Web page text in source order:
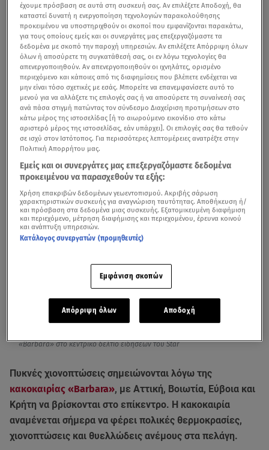
«Barbara» στο κεντρικό δελτίο ειδήσεων του Star
Πυκνές χιονοπτώσεις σημειώνονται λόγω της
κακοκαιρίας «Barbara», με Αττική, Βοιωτία, Εύβοια και
Κρήτη να βρίσκονται στο επίκεντρο. Η κακοκαιρία
αναμένεται σήμερα να φέρει πολικές θερμοκρασίες,
χιονοπτώσεις και θυελλώδεις ανέμους στα πελάγη.
έχουμε πρόσβαση σε αυτά στη συσκευή σας. Αν επιλέξετε Αποδοχή, θα
καταστεί δυνατή η ενεργοποίηση τεχνολογιών παρακολούθησης
προκειμένου να υποστηριχθούν οι σκοποί που εμφανίζονται παρακάτω,
για τους οποίους εμείς και οι συνεργάτες μας επεξεργαζόμαστε τα
δεδομένα με σκοπό την παροχή υπηρεσιών. Αν επιλέξετε Απόρριψη όλων
όλων ή αποσύρετε τη συγκατάθεσή σας, οι εν λόγω τεχνολογίες θα
απενεργοποιηθούν. Αν απενεργοποιηθούν οι ιχνηλάτες, ορισμένο
περιεχόμενο και κάποιες από τις διαφημίσεις που βλέπετε ενδέχεται να
μην είναι τόσο σχετικές με εσάς. Μπορείτε να επανεμφανίσετε αυτό το
μενού για να αλλάξετε τις επιλογές σας ή να αποσύρετε τη συναίνεσή σας
ανά πάσα στιγμή πατώντας τον σύνδεσμο Διαχείριση προτιμήσεων στο
κάτω μέρος της ιστοσελίδας [ή το αιωρούμενο εικονίδιο στο κάτω
αριστερό μέρος της ιστοσελίδας, εάν υπάρχει]. Οι επιλογές σας θα τεθούν
σε ισχύ στον Ιστότοπος. Για περισσότερες λεπτομέρειες ανατρέξτε στην
Πολιτική Απορρήτου μας.
Εμείς και οι συνεργάτες μας επεξεργαζόμαστε δεδομένα
προκειμένου να παρασχεθούν τα εξής:
Χρήση επακριβών δεδομένων γεωεντοπισμού. Ακριβής σάρωση
χαρακτηριστικών συσκευής για αναγνώριση ταυτότητας. Αποθήκευση ή/
και πρόσβαση στα δεδομένα μιας συσκευής. Εξατομικευμένη διαφήμιση
και περιεχόμενο, μέτρηση διαφήμισης και περιεχομένου, έρευνα κοινού
και ανάπτυξη υπηρεσιών.
Κατάλογος συνεργατών (προμηθευτές)
Εμφάνιση σκοπών
Απόρριψη όλων Αποδοχή